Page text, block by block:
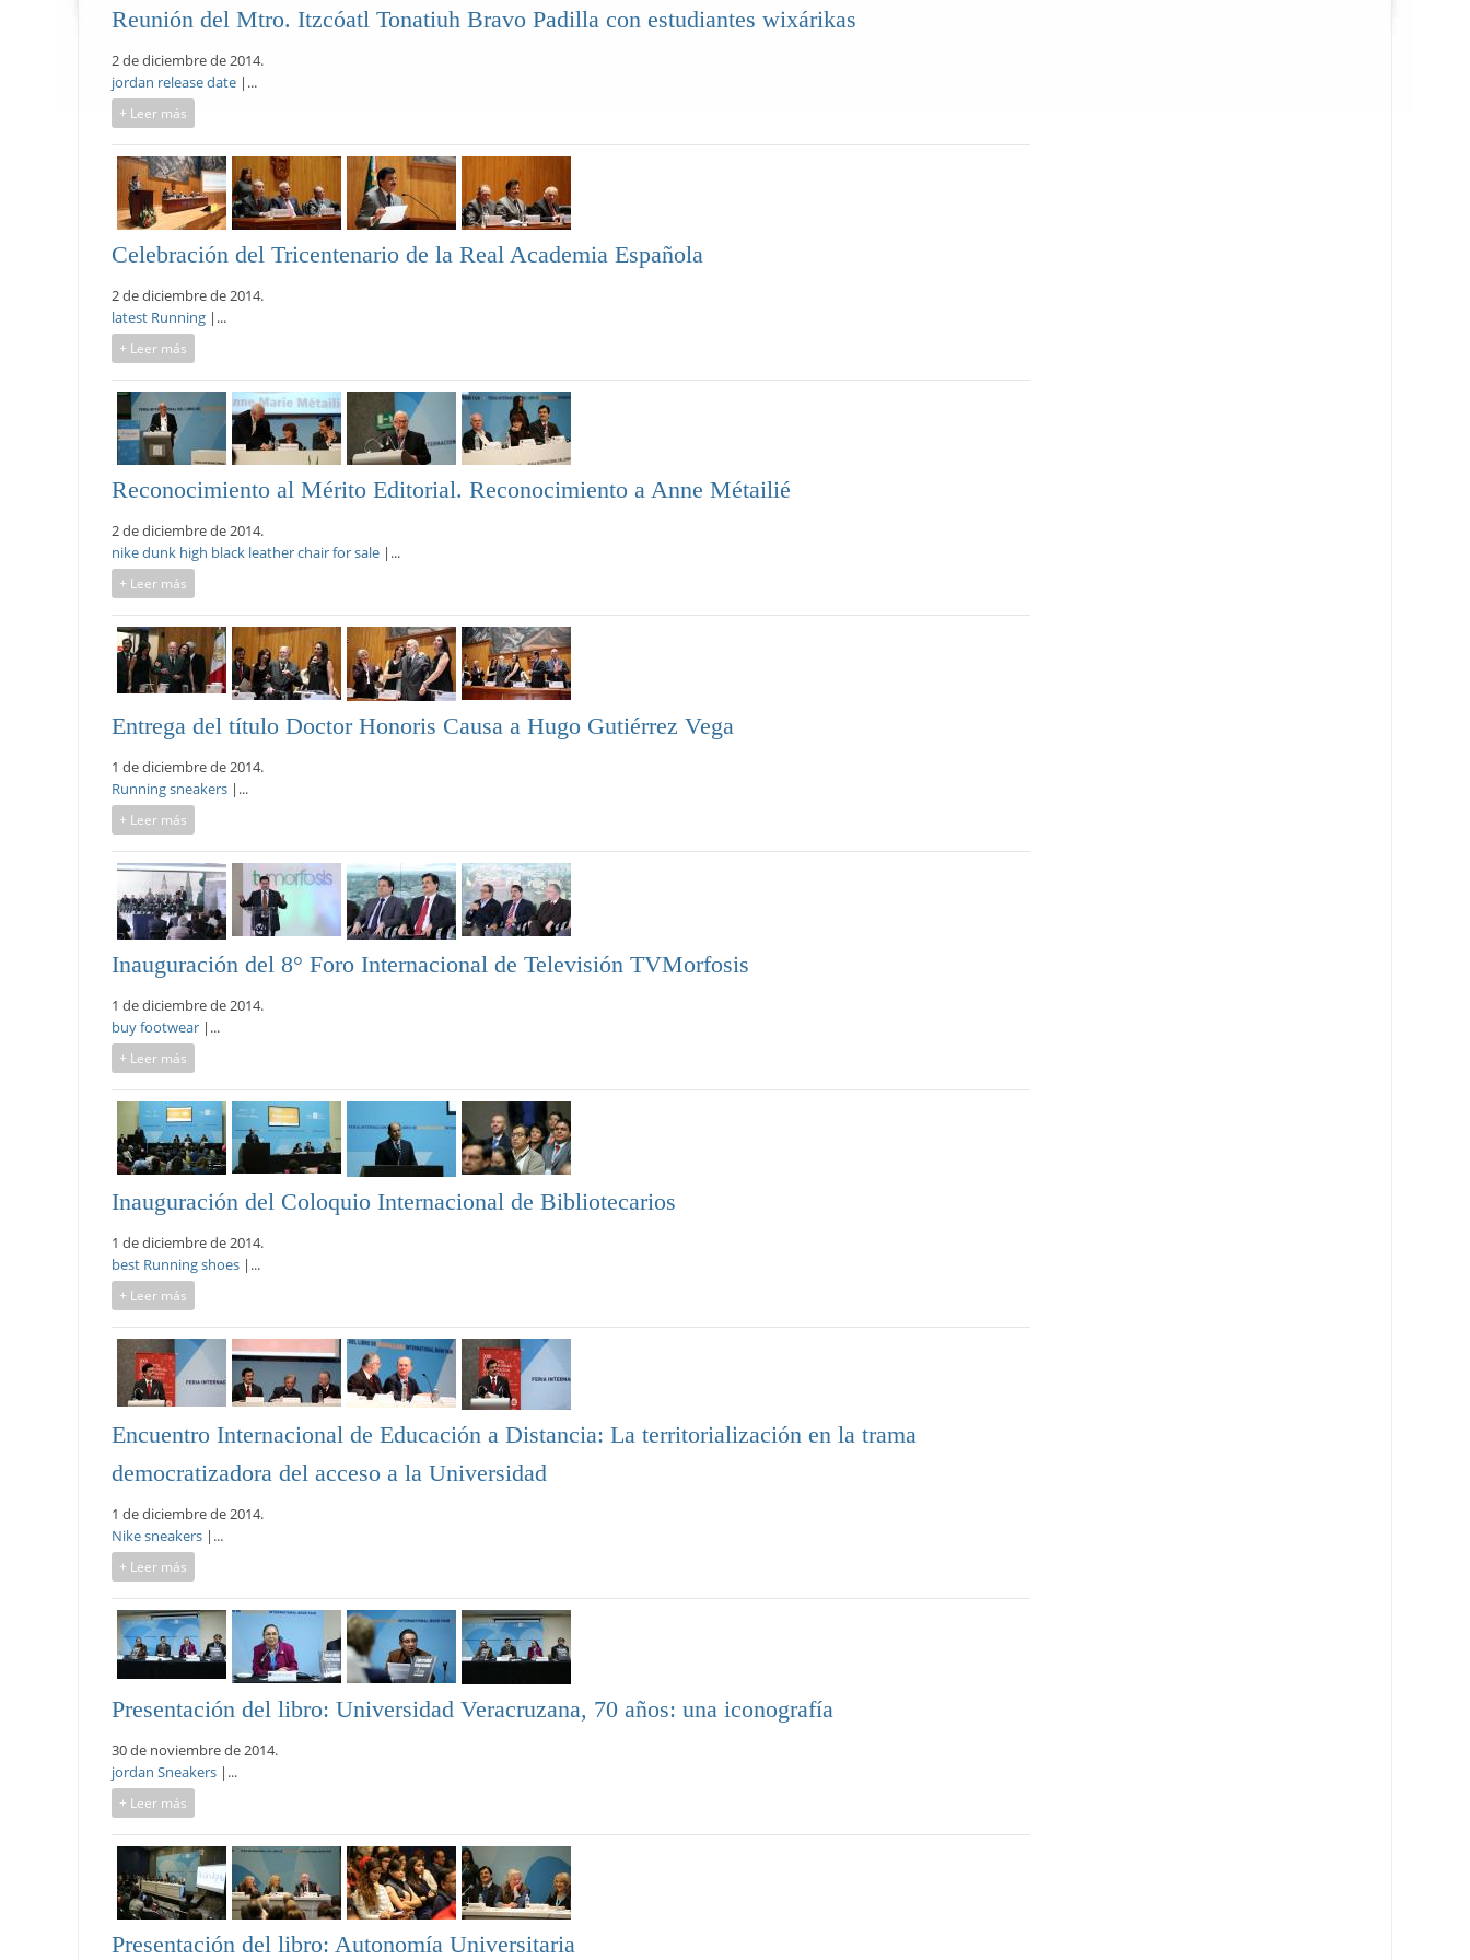
Reunión del Mtro. Itzcóatl Tonatiuh Bravo Padilla con estudiantes wixárikas
2 de diciembre de 2014.
jordan release date |...
+ Leer más
Celebración del Tricentenario de la Real Academia Española
2 de diciembre de 2014.
latest Running |...
+ Leer más
Reconocimiento al Mérito Editorial. Reconocimiento a Anne Métailié
2 de diciembre de 2014.
nike dunk high black leather chair for sale |...
+ Leer más
Entrega del título Doctor Honoris Causa a Hugo Gutiérrez Vega
1 de diciembre de 2014.
Running sneakers |...
+ Leer más
Inauguración del 8° Foro Internacional de Televisión TVMorfosis
1 de diciembre de 2014.
buy footwear |...
+ Leer más
Inauguración del Coloquio Internacional de Bibliotecarios
1 de diciembre de 2014.
best Running shoes |...
+ Leer más
Encuentro Internacional de Educación a Distancia: La territorialización en la trama
democratizadora del acceso a la Universidad
1 de diciembre de 2014.
Nike sneakers |...
+ Leer más
Presentación del libro: Universidad Veracruzana, 70 años: una iconografía
30 de noviembre de 2014.
jordan Sneakers |...
+ Leer más
Presentación del libro: Autonomía Universitaria